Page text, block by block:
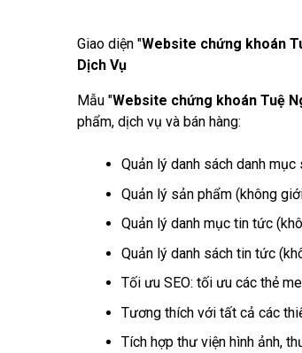
Giao diện "Website chứng khoán
Dịch Vụ
Mẫu "Website chứng khoán Tuệ
phẩm, dịch vụ và bán hàng:
Quản lý danh sách danh
Quản lý sản phẩm (không
Quản lý danh mục tin tức
Quản lý danh sách tin tức
Tối ưu SEO: tối ưu các thẻ
Tương thích với tất cả các
Tích hợp thư viện hình ảnh,